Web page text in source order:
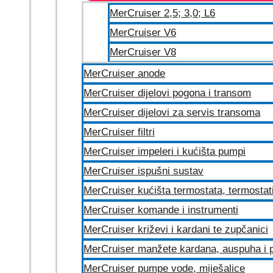
MerCruiser 2,5; 3,0; L6
MerCruiser V6
MerCruiser V8
MerCruiser anode
MerCruiser dijelovi pogona i transom
MerCruiser dijelovi za servis transoma
MerCruiser filtri
MerCruiser impeleri i kućišta pumpi
MerCruiser ispušni sustav
MerCruiser kućišta termostata, termostati
MerCruiser komande i instrumenti
MerCruiser križevi i kardani te zupčanici
MerCruiser manžete kardana, auspuha i
MerCruiser pumpe vode, miješalice